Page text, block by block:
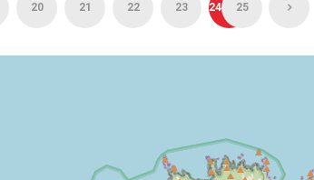
20 21 22 23 24 25